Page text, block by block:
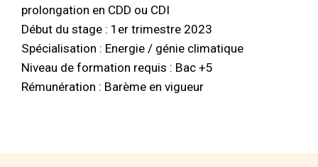
prolongation en CDD ou CDI
Début du stage : 1er trimestre 2023
Spécialisation : Energie / génie climatique
Niveau de formation requis : Bac +5
Rémunération : Barème en vigueur